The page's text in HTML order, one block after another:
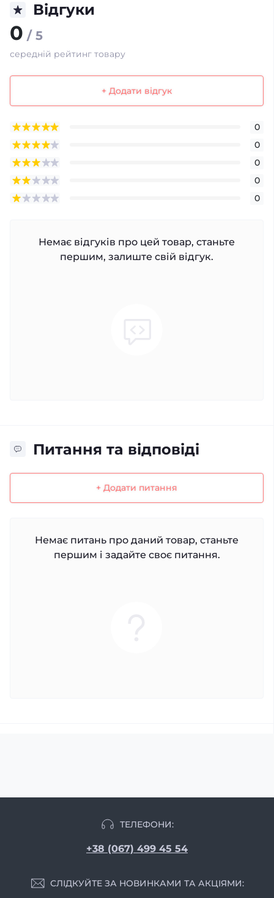
Відгуки
0 / 5
середній рейтинг товару
+ Додати відгук
0
0
0
0
0
Немає відгуків про цей товар, станьте
першим, залиште свій відгук.
Питання та відповіді
+ Додати питання
Немає питань про даний товар, станьте
першим і задайте своє питання.
ТЕЛЕФОНИ:
+38 (067) 499 45 54
СЛІДКУЙТЕ ЗА НОВИНКАМИ ТА АКЦІЯМИ: